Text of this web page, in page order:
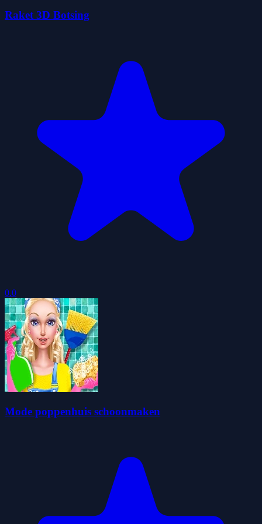
Raket 3D Botsing
0.0
Mode poppenhuis schoonmaken